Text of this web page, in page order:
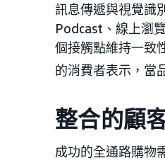
訊息傳遞與視覺識
Podcast、線上瀏
個接觸點維持一致
的消費者表示，當
整合的顧
成功的全通路購物